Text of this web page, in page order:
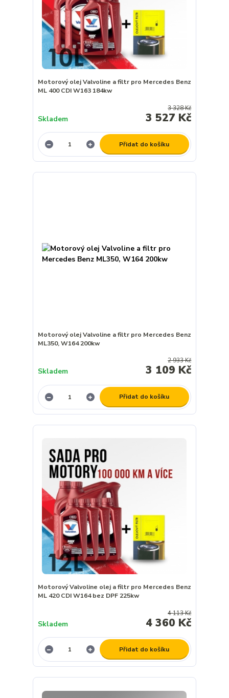
Motorový olej Valvoline a filtr pro Mercedes Benz
ML 400 CDI W163 184kw
3 328 Kč
3 527 Kč
Skladem
Přidat do košíku
Motorový olej Valvoline a filtr pro Mercedes Benz
ML350, W164 200kw
2 933 Kč
3 109 Kč
Skladem
Přidat do košíku
Motorový Valvoline olej a filtr pro Mercedes Benz
ML 420 CDI W164 bez DPF 225kw
4 113 Kč
4 360 Kč
Skladem
Přidat do košíku